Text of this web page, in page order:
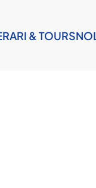
& TOURS